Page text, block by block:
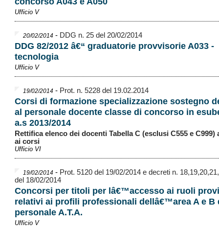
Ufficio V
20/02/2014 - DDG n. 25 del 20/02/2014
DDG 82/2012 â€“ graduatorie provvisorie A033 -
tecnologia
Ufficio V
19/02/2014 - Prot. n. 5228 del 19.02.2014
Corsi di formazione specializzazione sostegno
al personale docente classe di concorso in
a.s 2013/2014
Rettifica elenco dei docenti Tabella C (esclusi C555 e C999)
ai corsi
Ufficio VI
19/02/2014 - Prot. 5120 del 19/02/2014 e decreti n.
del 18/02/2014
Concorsi per titoli per lâ€™accesso ai ruoli
relativi ai profili professionali dellâ€™area A e B
personale A.T.A.
Ufficio V